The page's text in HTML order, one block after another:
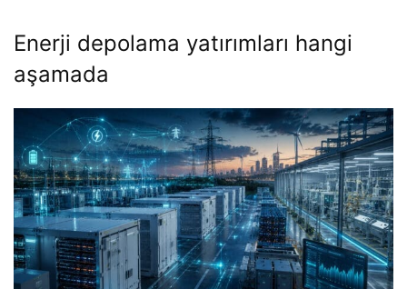
Enerji depolama yatırımları hangi
aşamada